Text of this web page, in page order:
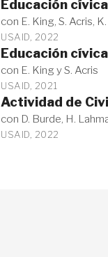
Educación
con E. King, S. Acris,
USAID, 2022
Educación
con E. King y S. Acris
USAID, 2021
Actividad de
con D. Burde, H.
USAID, 2022